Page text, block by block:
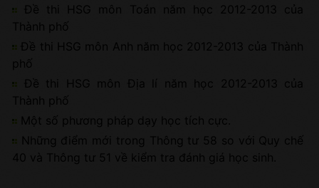
Đề thi HSG môn Toán năm học 2012-2013 của
Thành phố
Đề thi HSG môn Anh năm học 2012-2013 của Thành
phố
Đề thi HSG môn Địa lí năm học 2012-2013 của
Thành phố
Một số phương pháp dạy học tích cực.
Những điểm mới trong Thông tư 58 so với Quy chế
40 và Thông tư 51 về kiểm tra đánh giá học sinh.